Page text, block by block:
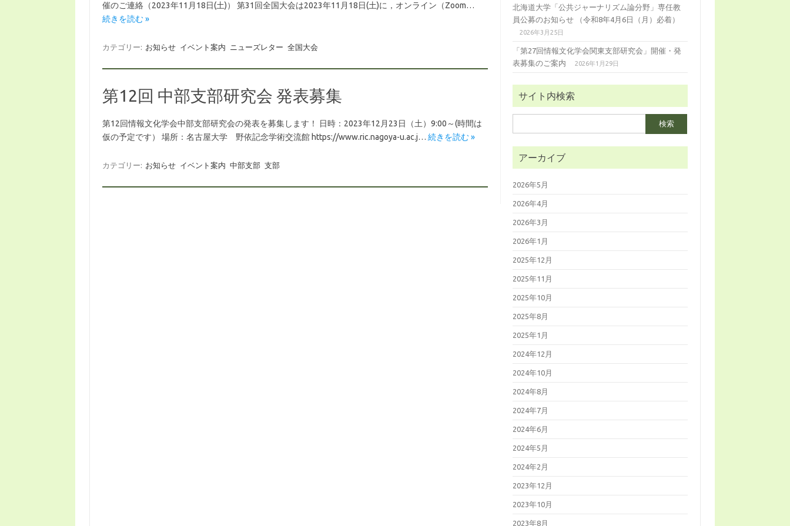
催のご連絡（2023年11月18日(土)） 第31回全国大会は2023年11月18日(土)に，オンライン（Zoom…
続きを読む »
カテゴリー: お知らせ イベント案内 ニューズレター 全国大会
第12回 中部支部研究会 発表募集
第12回情報文化学会中部支部研究会の発表を募集します！ 日時：2023年12月23日（土）9:00～(時間は
仮の予定です） 場所：名古屋大学 野依記念学術交流館 https://www.ric.nagoya-u.ac.j… 続きを読む »
カテゴリー: お知らせ イベント案内 中部支部 支部
北海道大学「公共ジャーナリズム論分野」専任教
員公募のお知らせ （令和8年4月6日（月）必着）
2026年3月25日
「第27回情報文化学会関東支部研究会」開催・発
表募集のご案内
2026年1月29日
サイト内検索
索:
アーカイブ
2026年5月
2026年4月
2026年3月
2026年1月
2025年12月
2025年11月
2025年10月
2025年8月
2025年1月
2024年12月
2024年10月
2024年8月
2024年7月
2024年6月
2024年5月
2024年2月
2023年12月
2023年10月
2023年8月